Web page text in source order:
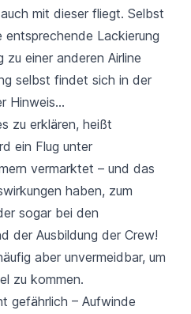
mit dieser fliegt. Selbst
entsprechende Lackierung
einer anderen Airline
selbst findet sich in der
Hinweis…
zu erklären, heißt
ein Flug unter
vermarktet – und das
haben, zum
sogar bei den
der Ausbildung der Crew!
aber unvermeidbar, um
zu kommen.
gefährlich – Aufwinde